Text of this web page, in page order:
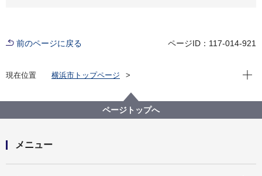
前のページに戻る ページID：117-014-921
現在位置
横浜市トップページ
人事委員会事務局
他の試験との併願は可能ですか。
現在
ページトップへ
メニュー